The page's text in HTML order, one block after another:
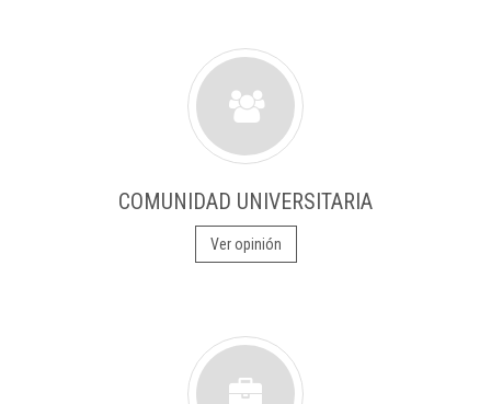
COMUNIDAD UNIVERSITARIA
Ver opinión